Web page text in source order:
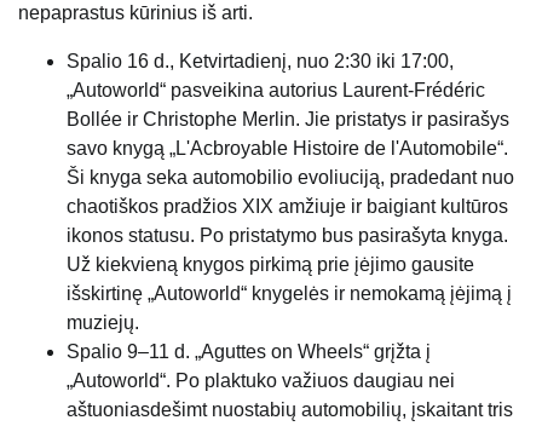
nepaprastus kūrinius iš arti.
Spalio 16 d., Ketvirtadienį, nuo 2:30 iki 17:00,
„Autoworld“ pasveikina autorius Laurent-Frédéric
Bollée ir Christophe Merlin. Jie pristatys ir pasirašys
savo knygą „L'Acbroyable Histoire de l'Automobile“.
Ši knyga seka automobilio evoliuciją, pradedant nuo
chaotiškos pradžios XIX amžiuje ir baigiant kultūros
ikonos statusu. Po pristatymo bus pasirašyta knyga.
Už kiekvieną knygos pirkimą prie įėjimo gausite
išskirtinę „Autoworld“ knygelės ir nemokamą įėjimą į
muziejų.
Spalio 9–11 d. „Aguttes on Wheels“ grįžta į
„Autoworld“. Po plaktuko važiuos daugiau nei
aštuoniasdešimt nuostabių automobilių, įskaitant tris